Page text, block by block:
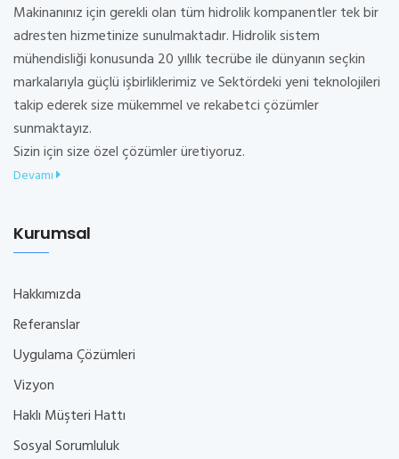
Makinanınız için gerekli olan tüm hidrolik kompanentler tek bir
adresten hizmetinize sunulmaktadır. Hidrolik sistem
mühendisliği konusunda 20 yıllık tecrübe ile dünyanın seçkin
markalarıyla güçlü işbirliklerimiz ve Sektördeki yeni teknolojileri
takip ederek size mükemmel ve rekabetci çözümler
sunmaktayız.
Sizin için size özel çözümler üretiyoruz.
Devamı
Kurumsal
Hakkımızda
Referanslar
Uygulama Çözümleri
Vizyon
Haklı Müşteri Hattı
Sosyal Sorumluluk